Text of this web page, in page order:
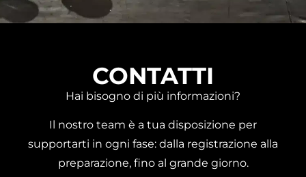
CONTATTI
Hai bisogno di più informazioni?
Il nostro team è a tua disposizione per
supportarti in ogni fase: dalla registrazione alla
preparazione, fino al grande giorno.